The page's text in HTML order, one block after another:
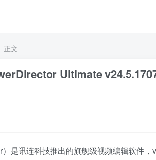
正文
Ultimate
是讯连科技推出的旗舰级视频编辑软件